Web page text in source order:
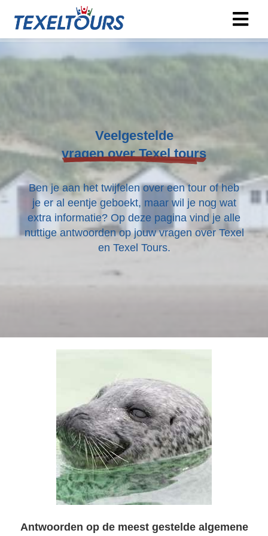
Veelgestelde
vragen over Texel tours
Ben je aan het twijfelen over een tour of heb
je er al eentje geboekt, maar wil je nog wat
extra informatie? Op deze pagina vind je alle
nuttige antwoorden op jouw vragen over Texel
en Texel Tours.
Antwoorden op de meest gestelde algemene